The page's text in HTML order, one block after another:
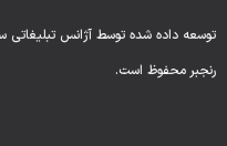
توسعه داده شده توسط آژانس تبلیغاتی
رنجبر محفوظ است.